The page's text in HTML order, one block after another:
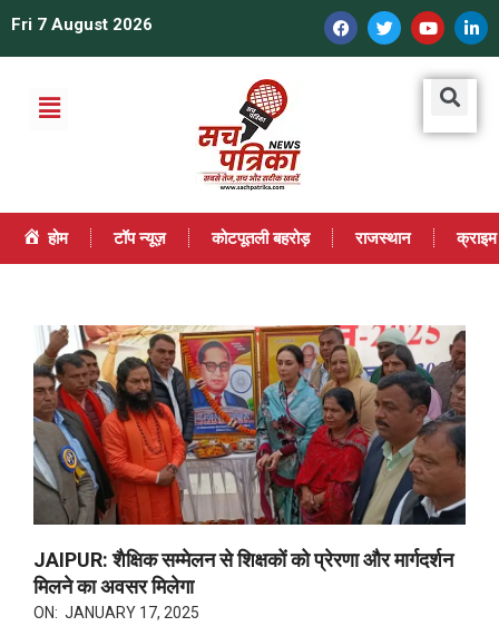
Fri 7 August 2026
होम टॉप न्यूज़ कोटपूतली बहरोड़ राजस्थान क्राइम
JAIPUR: शैक्षिक सम्मेलन से शिक्षकों को प्रेरणा और मार्गदर्शन
मिलने का अवसर मिलेगा
ON: JANUARY 17, 2025